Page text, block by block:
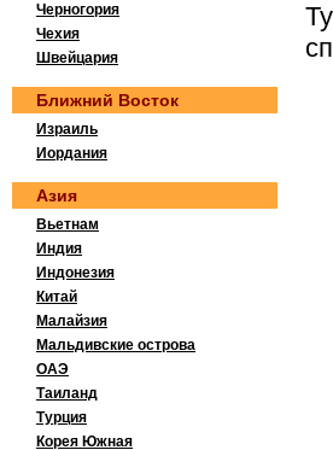
Черногория
Чехия
Швейцария
Ближний Восток
Израиль
Иордания
Азия
Вьетнам
Индия
Индонезия
Китай
Малайзия
Мальдивские острова
ОАЭ
Таиланд
Турция
Корея Южная